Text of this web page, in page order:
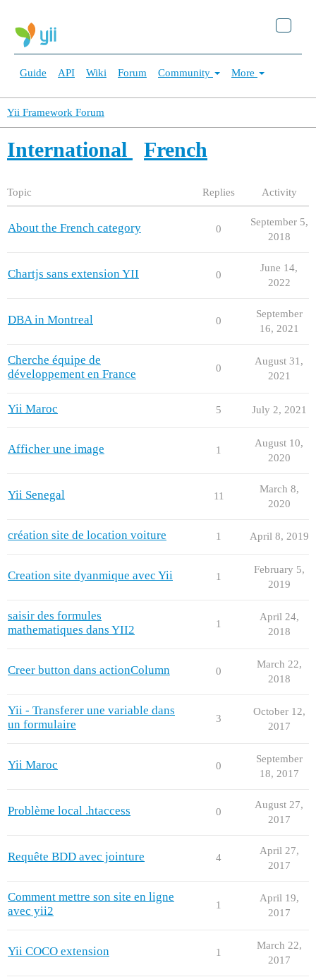
Guide API Wiki Forum Community More
Yii Framework Forum
International French
Topic Replies Activity
About the French category 0
September 5,
2018
Chartjs sans extension YII 0
June 14,
2022
DBA in Montreal 0
September
16, 2021
Cherche équipe de
développement en France
0
August 31,
2021
Yii Maroc 5 July 2, 2021
Afficher une image 1
August 10,
2020
Yii Senegal 11
March 8,
2020
création site de location voiture 1 April 8, 2019
Creation site dyanmique avec Yii 1
February 5,
2019
saisir des formules
mathematiques dans YII2
1
April 24,
2018
Creer button dans actionColumn 0
March 22,
2018
Yii - Transferer une variable dans
un formulaire
3
October 12,
2017
Yii Maroc 0
September
18, 2017
Problème local .htaccess 0
August 27,
2017
Requête BDD avec jointure 4
April 27,
2017
Comment mettre son site en ligne
avec yii2
1
April 19,
2017
Yii COCO extension 1
March 22,
2017